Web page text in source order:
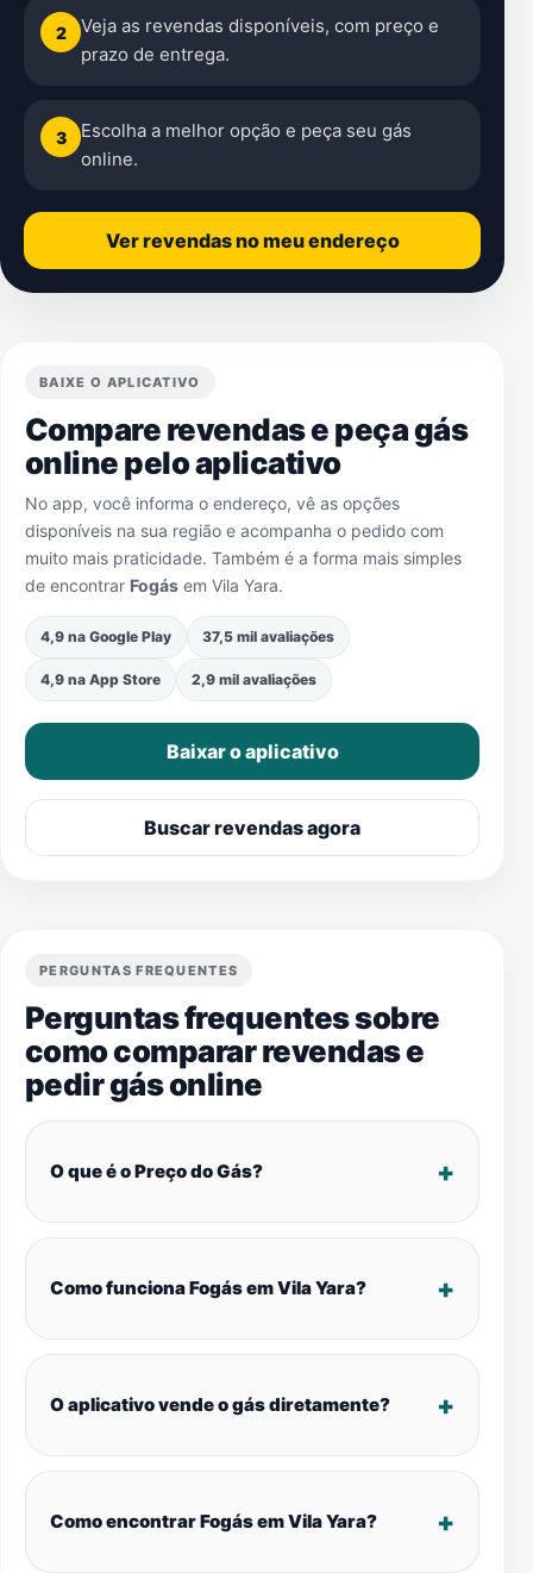
2
Veja as revendas disponíveis, com preço e
prazo de entrega.
3
Escolha a melhor opção e peça seu gás
online.
Ver revendas no meu endereço
BAIXE O APLICATIVO
Compare revendas e peça gás
online pelo aplicativo
No app, você informa o endereço, vê as opções
disponíveis na sua região e acompanha o pedido com
muito mais praticidade. Também é a forma mais simples
de encontrar Fogás em Vila Yara.
4,9 na Google Play 37,5 mil avaliações
4,9 na App Store 2,9 mil avaliações
Baixar o aplicativo
Buscar revendas agora
PERGUNTAS FREQUENTES
Perguntas frequentes sobre
como comparar revendas e
pedir gás online
O que é o Preço do Gás?
Como funciona Fogás em Vila Yara?
O aplicativo vende o gás diretamente?
Como encontrar Fogás em Vila Yara?